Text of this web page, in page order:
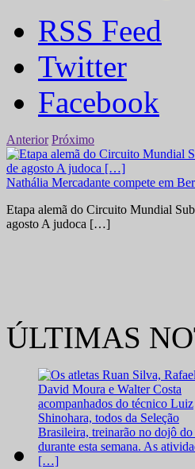
RSS Feed
Twitter
Facebook
Anterior Próximo
Nathália Mercadante compete em
Etapa alemã do Circuito Mundial
agosto A judoca […]
ÚLTIMAS